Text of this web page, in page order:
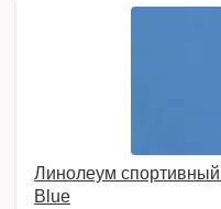
Линолеум
Blue